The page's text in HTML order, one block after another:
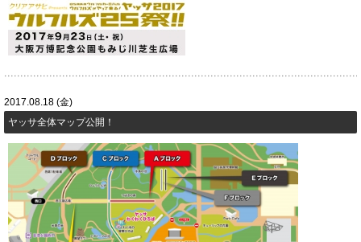
2017.08.18 (金)
ヤッサ全体マップ公開！